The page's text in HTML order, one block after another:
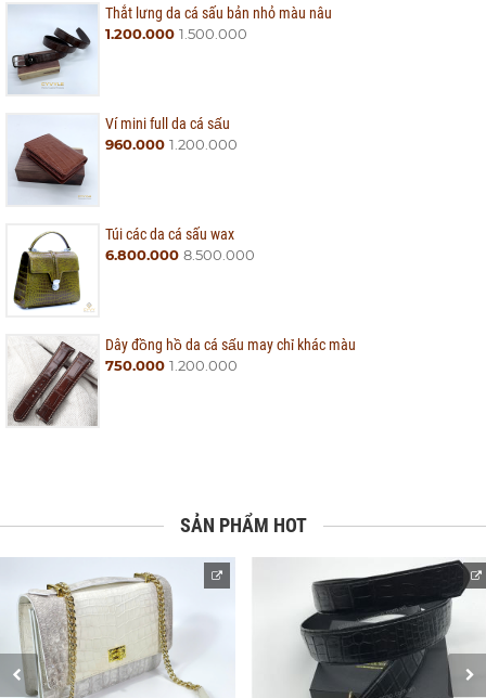
Thắt lưng da cá sấu bản nhỏ màu nâu
1.200.000 1.500.000
Ví mini full da cá sấu
960.000 1.200.000
Túi các da cá sấu wax
6.800.000 8.500.000
Dây đồng hồ da cá sấu may chỉ khác màu
750.000 1.200.000
SẢN PHẨM HOT